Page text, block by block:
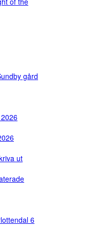
gård
ut
6